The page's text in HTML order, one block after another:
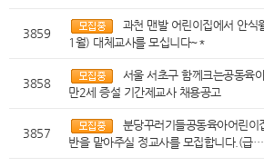
3859
과천 맨발 어린이집에서 안식
1월) 대체교사를 모십니다~*
3858
서울 서초구 함께크는공동육
만2세 증설 기간제교사 채용공고
3857
분당꾸러기들공동육아어린이
반을 맡아주실 정교사를 모집합니다.(급…